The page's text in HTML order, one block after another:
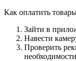
Как оплатить
Зайти в
Навести
Проверить